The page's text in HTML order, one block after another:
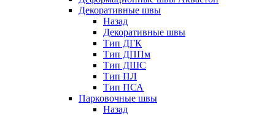
Декоративные швы
Назад
Декоративные швы
Тип ДГК
Тип ДППм
Тип ДШС
Тип ПЛ
Тип ПСА
Парковочные швы
Назад